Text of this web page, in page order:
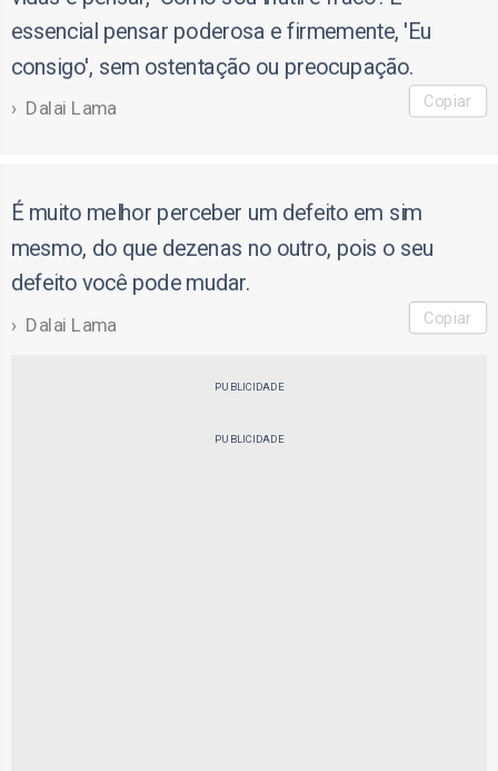
essencial pensar poderosa e firmemente, 'Eu
consigo', sem ostentação ou preocupação.
Dalai Lama Copiar
É muito melhor perceber um defeito em sim
mesmo, do que dezenas no outro, pois o seu
defeito você pode mudar.
Dalai Lama Copiar
PUBLICIDADE
PUBLICIDADE